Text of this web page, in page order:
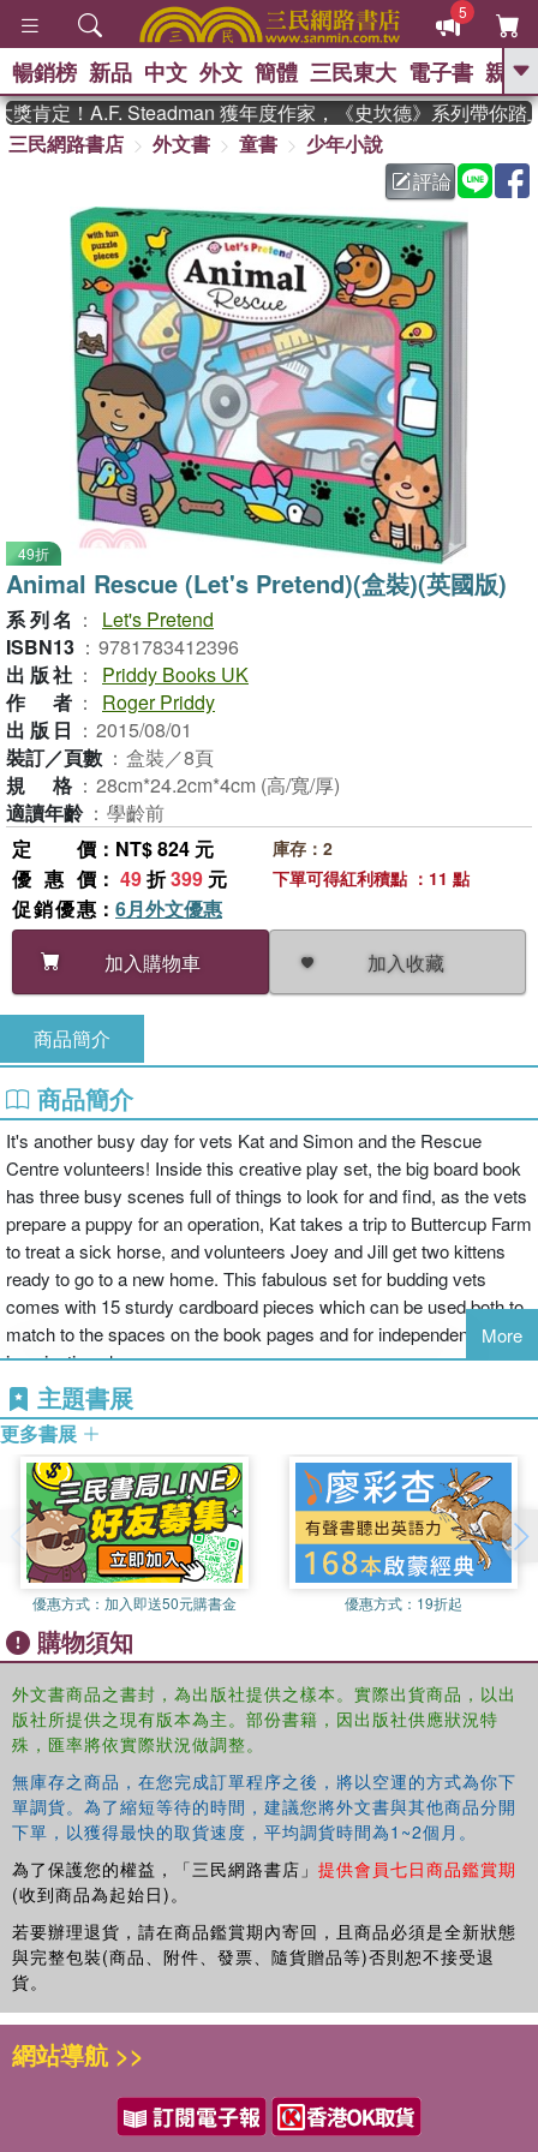
5
GO
熱搜： 東野圭吾 、
父親節 、 如果歷
暑期推薦 、 國際布克
獎 臺灣漫遊錄 、 方念華 、 台灣的李
登輝時代 、 數學女孩：黎曼猜想
偉大的迷走神經
暢銷榜 新品 中文 外文 簡體 三民東大 電子書 親子
肯定！A.F. Steadman 獲年度作家，《史坎德》系列帶你踏
三民網路書店
外文書 童書
少年小說
評論
49折
Animal Rescue (Let's Pretend)(盒裝)(英國版)
系列名 ：
Let's Pretend
ISBN13 ： 9781783412396
出版社 ：
Priddy Books UK
作者 ：
Roger Priddy
出版日 ： 2015/08/01
裝訂／頁數 ： 盒裝／8頁
規格 ： 28cm*24.2cm*4cm (高/寬/厚)
適讀年齡 ： 學齡前
定價 ：NT$ 824 元
優惠價 ： 49折399 元
促銷優惠 ： 6月外文優惠
加入購物車
加入收藏
庫存：2
下單可得紅利積點 ：11 點
商品簡介
商品簡介
It's another busy day for vets Kat and Simon and the Rescue
Centre volunteers! Inside this creative play set, the big board book
has three busy scenes full of things to look for and find, as the vets
prepare a puppy for an operation, Kat takes a trip to Buttercup Farm
to treat a sick horse, and volunteers Joey and Jill get two kittens
ready to go to a new home. This fabulous set for budding vets
comes with 15 sturdy cardboard pieces which can be used both to
match to the spaces on the book pages and for independent,
imaginative play.
商品除瑕疵品外，恕不接受退換貨
因拍攝略有色差，圖片僅供參考，顏色請以實際收到商品為準
More
主題書展
更多書展
優惠方式： 加入即送50元購書金 優惠方式： 19折起
購物須知
外文書商品之書封，為出版社提供之樣本。實際出貨商品，以出
版社所提供之現有版本為主。部份書籍，因出版社供應狀況特
殊，匯率將依實際狀況做調整。
無庫存之商品，在您完成訂單程序之後，將以空運的方式為你下
單調貨。為了縮短等待的時間，建議您將外文書與其他商品分開
下單，以獲得最快的取貨速度，平均調貨時間為1~2個月。
為了保護您的權益，「三民網路書店」 提供會員七日商品鑑賞期
(收到商品為起始日)。
若要辦理退貨，請在商品鑑賞期內寄回，且商品必須是全新狀態
與完整包裝(商品、附件、發票、隨貨贈品等)否則恕不接受退
貨。
網站導航 >>